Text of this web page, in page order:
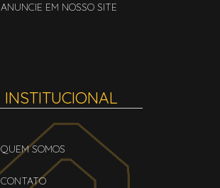
ANUNCIE EM NOSSO SITE
INSTITUCIONAL
QUEM SOMOS
CONTATO